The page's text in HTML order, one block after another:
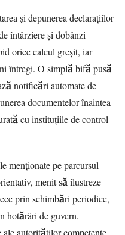
și depunerea declarațiilor
întârziere și dobânzi
orice calcul greșit, iar
întregi. O simplă bifă pusă
notificări automate de
documentelor înaintea
cu instituțiile de control
menționate pe parcursul
menit să ilustreze
prin schimbări periodice,
hotărâri de guvern.
autorităților competente